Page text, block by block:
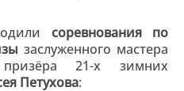
соревнования по
заслуженного мастера
21-х зимних
Петухова: